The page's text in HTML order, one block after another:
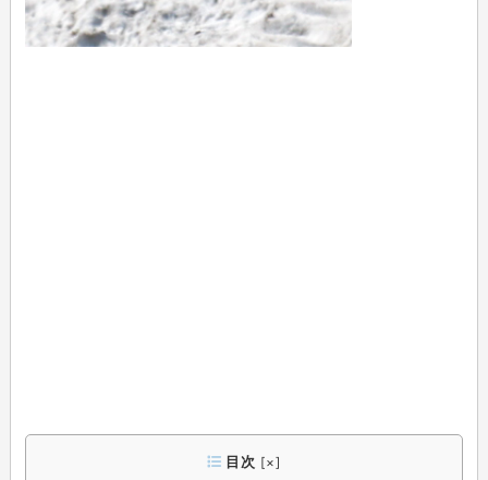
目次 [×]